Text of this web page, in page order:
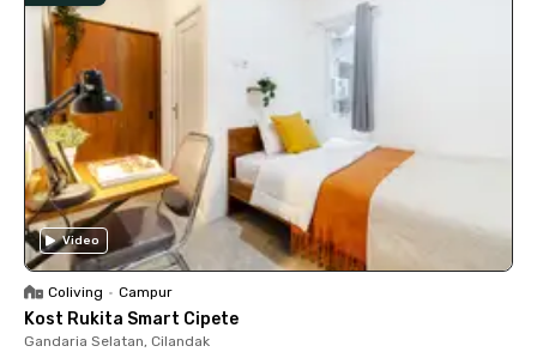
Video
Coliving • Campur
Kost Rukita Smart Cipete
Gandaria Selatan, Cilandak